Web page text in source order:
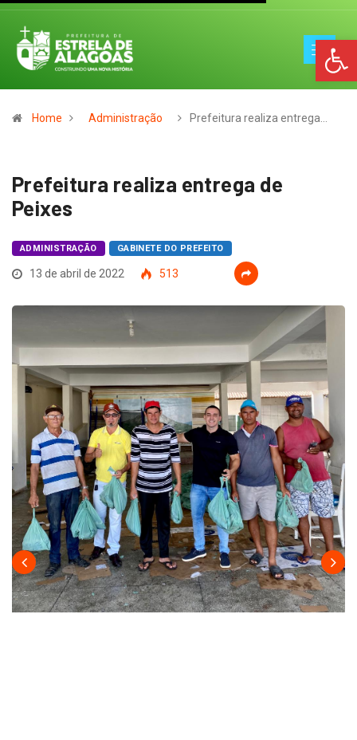
Home Administração Prefeitura realiza entrega…
Prefeitura realiza entrega de
Peixes
ADMINISTRAÇÃO GABINETE DO PREFEITO
13 de abril de 2022 513